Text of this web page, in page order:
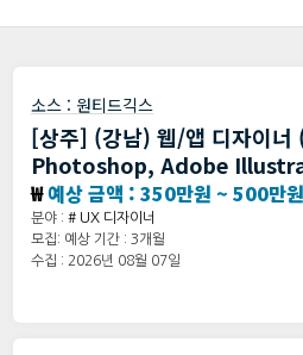
소스 : 원티드긱스
[상주] (강남) 웹/앱 디자이
Photoshop, Adobe
₩예상 금액 : 350만원 ~ 500만
분야 : # UX 디자이너
모집: 예상 기간 : 3개월
수집 : 2026년 08월 07일